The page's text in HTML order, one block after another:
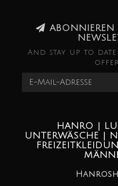
ABONNIEREN
And stay up to
HANRO |
UNTERWÄSCHE |